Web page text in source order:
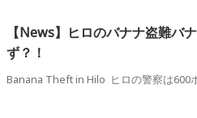
【News】ヒロのバナナ盗難バ
ず？！
Banana Theft in Hilo ヒロの警察は600